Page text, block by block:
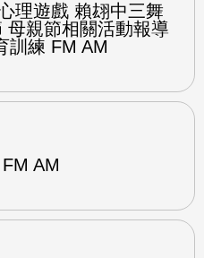
理遊戲 賴翃中三舞
母親節相關活動報導
訓練 FM AM
AM